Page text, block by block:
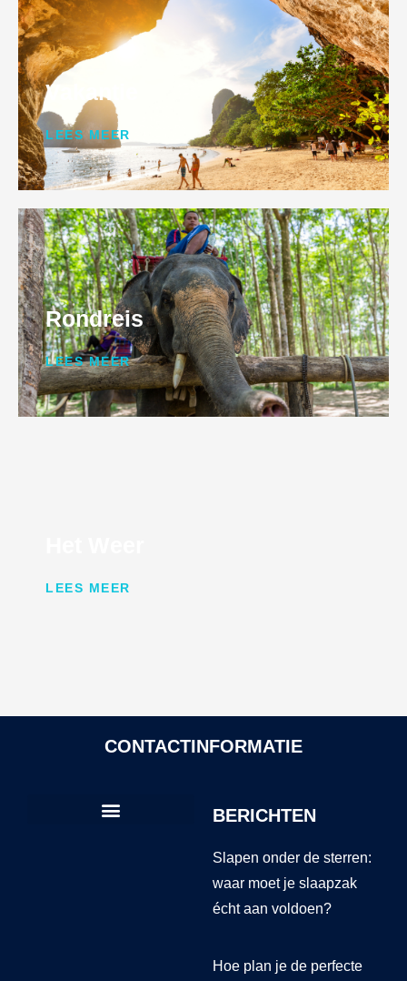
Vakantie
LEES MEER
Rondreis
LEES MEER
LEES MEER
CONTACTINFORMATIE
BERICHTEN
Slapen onder de sterren:
waar moet je slaapzak
écht aan voldoen?
Hoe plan je de perfecte